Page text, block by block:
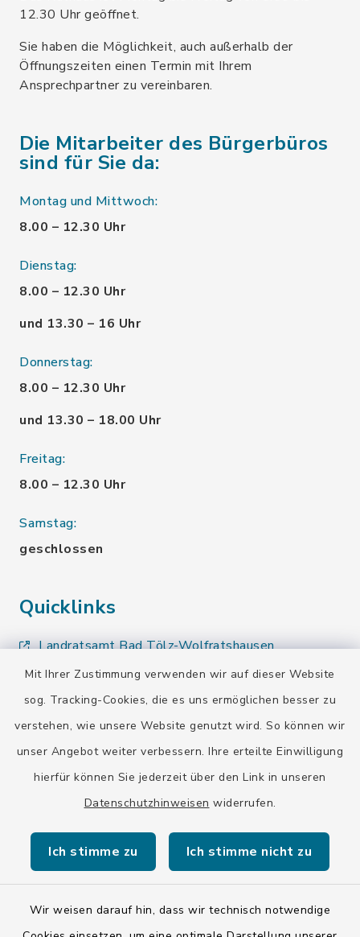
Mit Ihrer Zustimmung verwenden wir auf dieser Website
sog. Tracking-Cookies, die es uns ermöglichen besser zu
verstehen, wie unsere Website genutzt wird. So können wir
unser Angebot weiter verbessern. Ihre erteilte Einwilligung
hierfür können Sie jederzeit über den Link in unseren
Datenschutzhinweisen widerrufen.
Ich stimme zu Ich stimme nicht zu
Wir weisen darauf hin, dass wir technisch notwendige
12.30 Uhr geöffnet.
Sie haben die Möglichkeit, auch außerhalb der
Öffnungszeiten einen Termin mit Ihrem
Ansprechpartner zu vereinbaren.
Die Mitarbeiter des Bürgerbüros
sind für Sie da:
Montag und Mittwoch:
8.00 – 12.30 Uhr
Dienstag:
8.00 – 12.30 Uhr
und 13.30 – 16 Uhr
Donnerstag:
8.00 – 12.30 Uhr
und 13.30 – 18.00 Uhr
Freitag:
8.00 – 12.30 Uhr
Samstag:
geschlossen
Quicklinks
Landratsamt Bad Tölz-Wolfratshausen
Bayern-Fahrplan
Kontakt
Barrierefreiheit
Datenschutz